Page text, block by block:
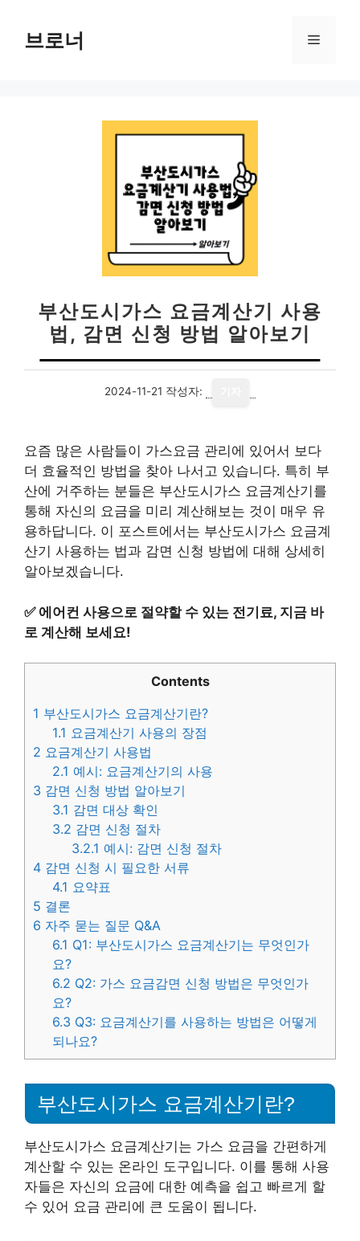
브로너 메
부산도시가스 요금계산기 사용
법, 감면 신청 방법 알아보기
2024-11-21 작성자:
요즘 많은 사람들이 가스요금 관리에 있어서 보다
더 효율적인 방법을 찾아 나서고 있습니다. 특히 부
산에 거주하는 분들은 부산도시가스 요금계산기를
통해 자신의 요금을 미리 계산해보는 것이 매우 유
용하답니다. 이 포스트에서는 부산도시가스 요금계
산기 사용하는 법과 감면 신청 방법에 대해 상세히
알아보겠습니다.
✅ 에어컨 사용으로 절약할 수 있는 전기료, 지금 바
로 계산해 보세요!
Contents
1 부산도시가스 요금계산기란?
1.1 요금계산기 사용의 장점
2 요금계산기 사용법
2.1 예시: 요금계산기의 사용
3 감면 신청 방법 알아보기
3.1 감면 대상 확인
3.2 감면 신청 절차
3.2.1 예시: 감면 신청 절차
4 감면 신청 시 필요한 서류
4.1 요약표
5 결론
6 자주 묻는 질문 Q&A
6.1 Q1: 부산도시가스 요금계산기는 무엇인가
요?
6.2 Q2: 가스 요금감면 신청 방법은 무엇인가
요?
6.3 Q3: 요금계산기를 사용하는 방법은 어떻게
되나요?
부산도시가스 요금계산기란?
부산도시가스 요금계산기는 가스 요금을 간편하게
계산할 수 있는 온라인 도구입니다. 이를 통해 사용
자들은 자신의 요금에 대한 예측을 쉽고 빠르게 할
수 있어 요금 관리에 큰 도움이 됩니다.